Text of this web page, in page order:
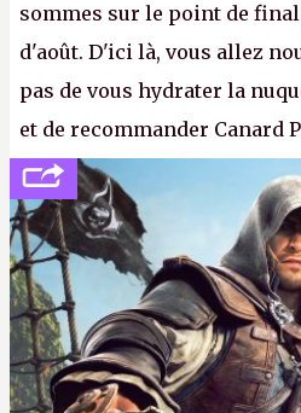
sommes sur le point de
d'août. D'ici là, vous allez
pas de vous hydrater la
et de recommander Canard
votre famille et aux
dans la rue. Bon été à tous ! –